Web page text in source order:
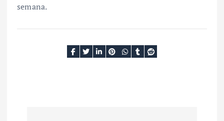
semana.